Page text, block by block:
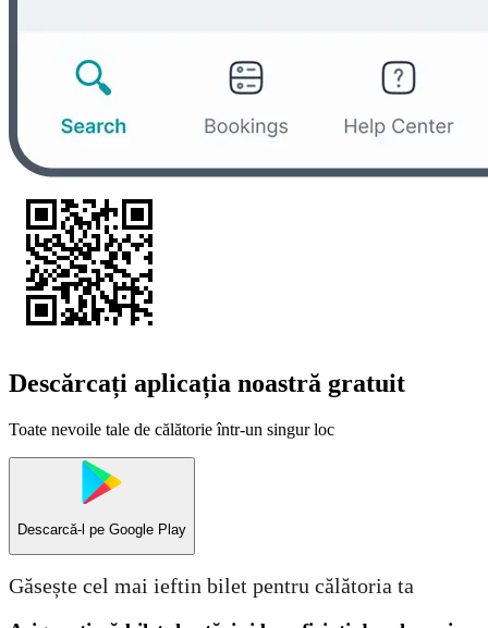
Descărcați aplicația noastră gratuit
Toate nevoile tale de călătorie într-un singur loc
Descarcă-l pe Google Play
Găsește cel mai ieftin bilet pentru călătoria ta